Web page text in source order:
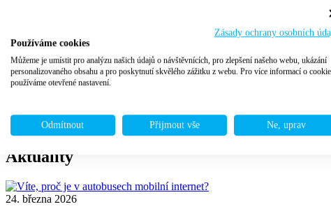
Odlehčená verze 5G lite navíc přinese i zajímavé cenové možnosti. Již
Poptejte naše skladové zásoby za staré ceny ještě před celosvětovým
Sdílejte článek
Aktuality
24. března 2026
Zásady ochrany osobních
Používáme cookies
Můžeme je umístit pro analýzu našich údajů o návštěvnících, pro zlepšení našeho webu, ukázání
personalizovaného obsahu a pro poskytnutí skvělého zážitku z webu. Pro více informací o
používáme otevřené nastavení.
Odmítnout Přijmout vše Ne, uprav